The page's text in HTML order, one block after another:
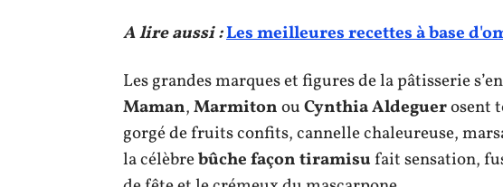
A lire aussi :Les meilleures recettes à base
Les grandes marques et figures de la pâtisserie
Maman,MarmitonouCynthia Aldeguerosent
gorgé de fruits confits, cannelle chaleureuse,
la célèbrebûche façon tiramisufait sensation,